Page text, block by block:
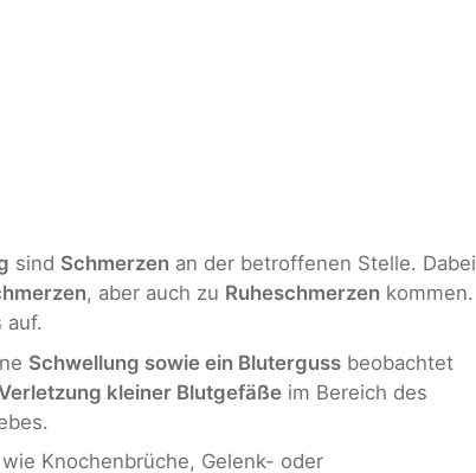
sind Schmerzen an der betroffenen Stelle. Dabei
, aber auch zu Ruheschmerzen kommen.
auf.
Schwellung sowie ein Bluterguss beobachtet
kleiner Blutgefäße im Bereich des
Knochenbrüche, Gelenk- oder